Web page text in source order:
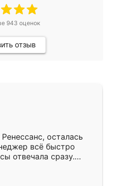
943 оценок
отзыв
осталась
всё быстро
отвечала сразу.
подошёл к
Собрали